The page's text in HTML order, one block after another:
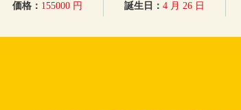
価格： 155000 円 誕生日： 4 月 26 日